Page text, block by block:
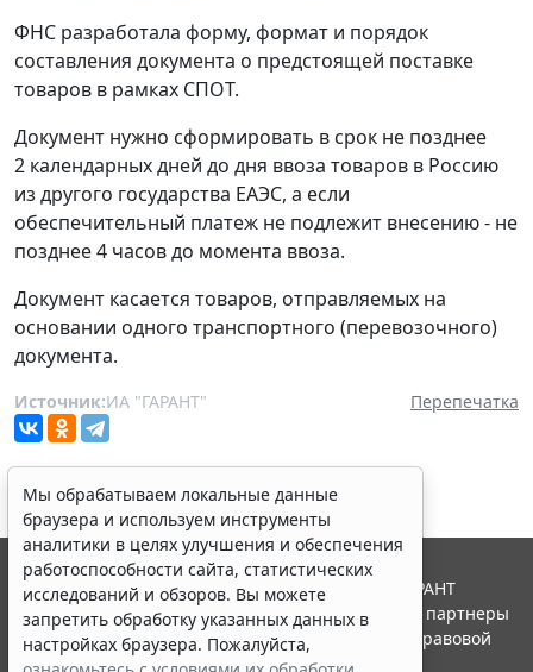
ФНС разработала форму, формат и порядок
составления документа о предстоящей поставке
товаров в рамках СПОТ.
Документ нужно сформировать в срок не позднее
2 календарных дней до дня ввоза товаров в Россию
из другого государства ЕАЭС, а если
обеспечительный платеж не подлежит внесению - не
позднее 4 часов до момента ввоза.
Документ касается товаров, отправляемых на
основании одного транспортного (перевозочного)
документа.
Источник:ИА "ГАРАНТ" Перепечатка
Мы обрабатываем локальные данные
браузера и используем инструменты
аналитики в целях улучшения и обеспечения
работоспособности сайта, статистических
исследований и обзоров. Вы можете
запретить обработку указанных данных в
настройках браузера. Пожалуйста,
© ООО "НПП "ГАРАНТ-СЕРВИС", 2026. Система ГАРАНТ
выпускается с 1990 года. Компания "Гарант" и ее партнеры
являются участниками Российской ассоциации правовой
информации ГАРАНТ.